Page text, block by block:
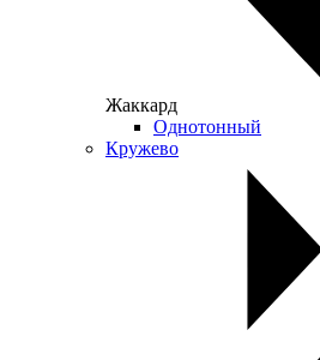
Жаккард
Однотонный
Кружево